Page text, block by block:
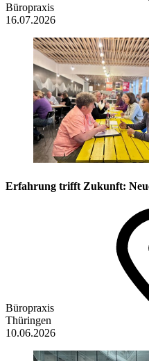
Büropraxis
16.07.2026
Erfahrung trifft Zukunft:
Büropraxis
Thüringen
10.06.2026